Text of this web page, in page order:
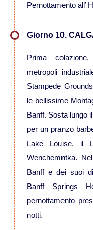
Viaggi in Nuova
Viaggi in
Sud America
Viaggi in Aruba
Viaggi in
Pernottamento all’
Giorno 10.
Prima
metropoli
Stampede
le bellissime
Banff. Sosta lungo
per un pranzo
Lake Louise, il
Wenchemntka.
Banff e dei suoi
Banff Springs
pernottamento
notti.